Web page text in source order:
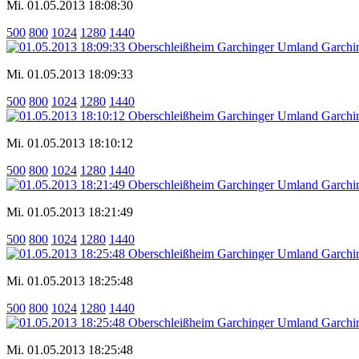
Mi. 01.05.2013 18:08:30
500 800 1024 1280 1440
Mi. 01.05.2013 18:09:33
500 800 1024 1280 1440
Mi. 01.05.2013 18:10:12
500 800 1024 1280 1440
Mi. 01.05.2013 18:21:49
500 800 1024 1280 1440
Mi. 01.05.2013 18:25:48
500 800 1024 1280 1440
Mi. 01.05.2013 18:25:48